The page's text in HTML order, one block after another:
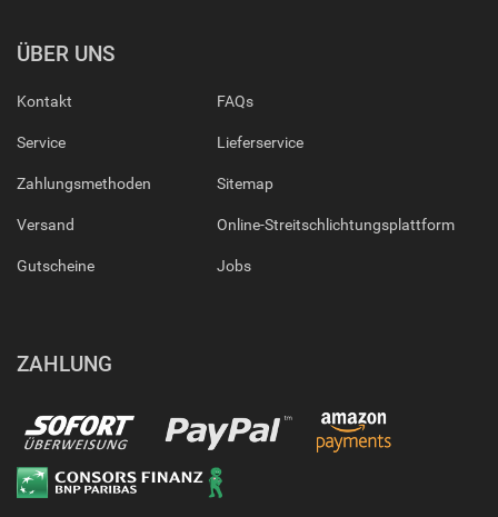
ÜBER UNS
Kontakt
Service
Zahlungsmethoden
Versand
Gutscheine
FAQs
Lieferservice
Sitemap
Online-Streitschlichtungsplattform
Jobs
ZAHLUNG